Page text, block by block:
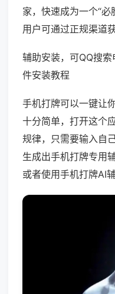
家，快速成为一个“
用户可通过正规渠道
辅助安装，可QQ搜
件安装教程
手机打牌可以一键让
十分简单，打开这个
规律，只需要输入自
生成出手机打牌专用
或者使用手机打牌AI